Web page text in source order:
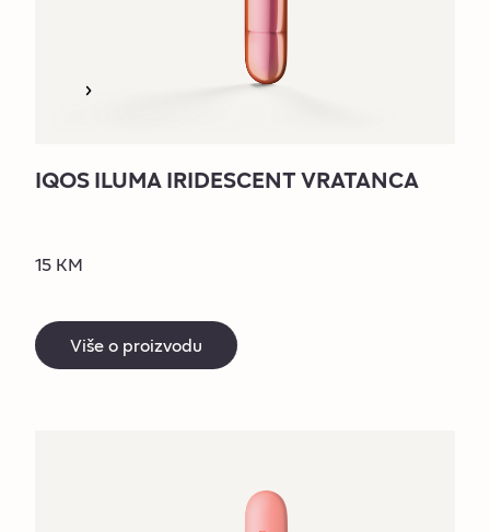
IQOS ILUMA IRIDESCENT VRATANCA
15 KM
Više o proizvodu